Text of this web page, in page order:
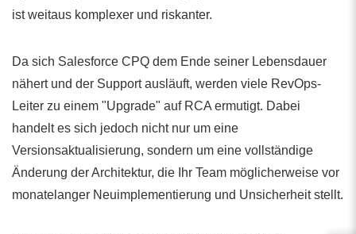
ist weitaus komplexer und riskanter.
Da sich Salesforce CPQ dem Ende seiner Lebensdauer
nähert und der Support ausläuft, werden viele RevOps-
Leiter zu einem "Upgrade" auf RCA ermutigt. Dabei
handelt es sich jedoch nicht nur um eine
Versionsaktualisierung, sondern um eine vollständige
Änderung der Architektur, die Ihr Team möglicherweise vor
monatelanger Neuimplementierung und Unsicherheit stellt.